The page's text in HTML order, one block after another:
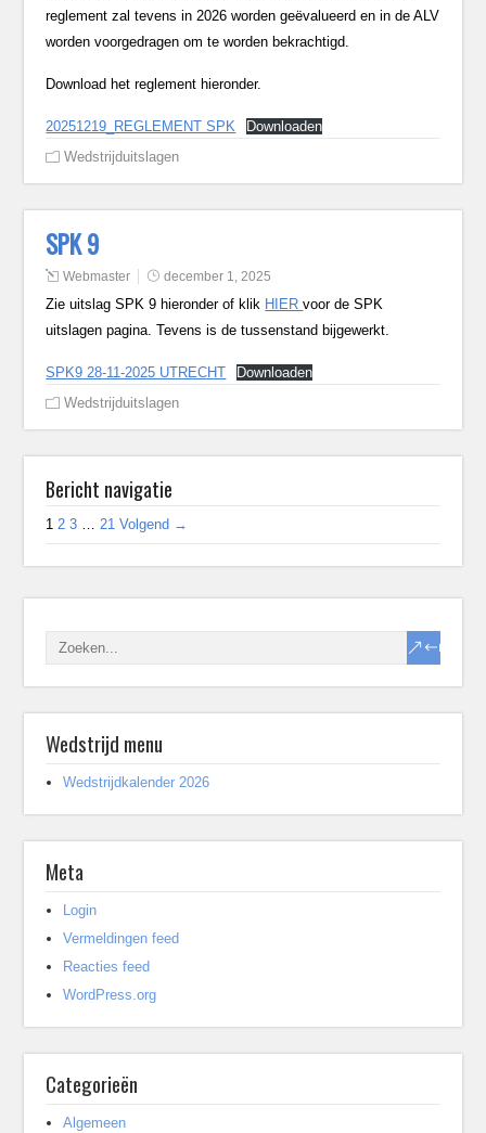
reglement zal tevens in 2026 worden geëvalueerd en in de ALV
worden voorgedragen om te worden bekrachtigd.
Download het reglement hieronder.
20251219_REGLEMENT SPK
Downloaden
Wedstrijduitslagen
SPK 9
Webmaster december 1, 2025
Zie uitslag SPK 9 hieronder of klik HIERvoor de SPK
uitslagen pagina. Tevens is de tussenstand bijgewerkt.
SPK9 28-11-2025 UTRECHT
Downloaden
Wedstrijduitslagen
Bericht navigatie
1 2 3 … 21 Volgend →
Wedstrijd menu
Wedstrijdkalender 2026
Meta
Login
Vermeldingen feed
Reacties feed
WordPress.org
Categorieën
Algemeen